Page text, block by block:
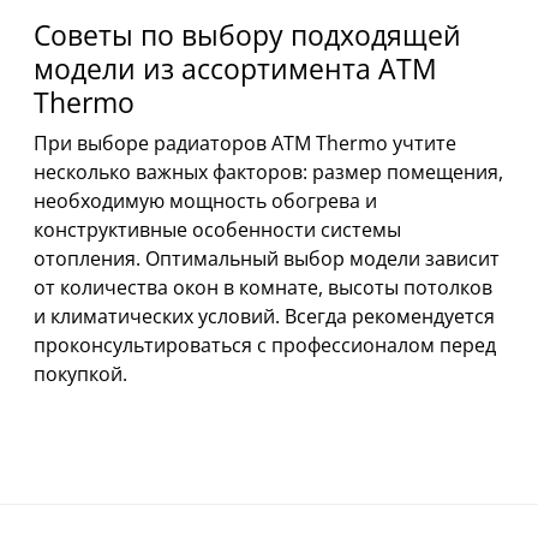
Советы по выбору подходящей
модели из ассортимента ATM
Thermo
При выборе радиаторов ATM Thermo учтите
несколько важных факторов: размер помещения,
необходимую мощность обогрева и
конструктивные особенности системы
отопления. Оптимальный выбор модели зависит
от количества окон в комнате, высоты потолков
и климатических условий. Всегда рекомендуется
проконсультироваться с профессионалом перед
покупкой.